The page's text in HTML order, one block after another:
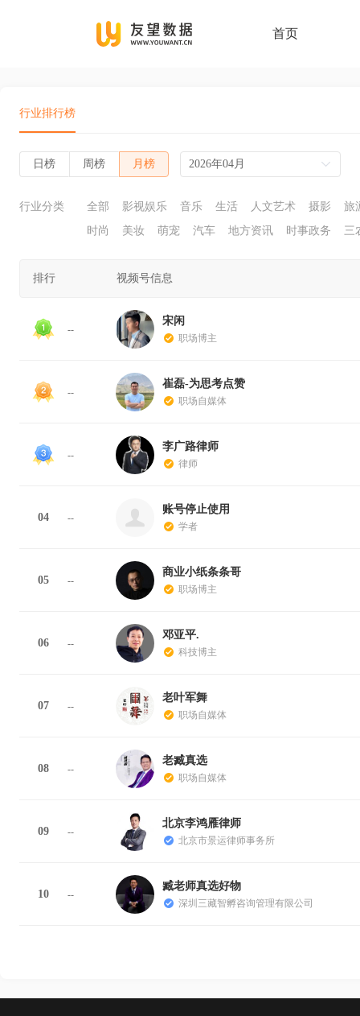
首页
行业排行榜
日榜 周榜 月榜 2026年04月
行业分类 全部 影视娱乐 音乐 生活 人文艺术 摄影
旅
时尚
美妆 萌宠 汽车 地方资讯 时事政务 三
排行 视频号信息
--
宋闲
职场博主
--
崔磊-为思考点赞
职场自媒体
--
李广路律师
律师
04 --
账号停止使用
学者
05 --
商业小纸条条哥
职场博主
06 --
邓亚平.
科技博主
07 --
老叶军舞
职场自媒体
08 --
老臧真选
职场自媒体
09 --
北京李鸿雁律师
北京市景运律师事务所
10 --
臧老师真选好物
深圳三藏智孵咨询管理有限公司